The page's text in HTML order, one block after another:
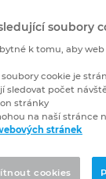
soubory
k tomu, aby
cookie je
sledovat počet
stránky
na naší stránce
stránek
cookies